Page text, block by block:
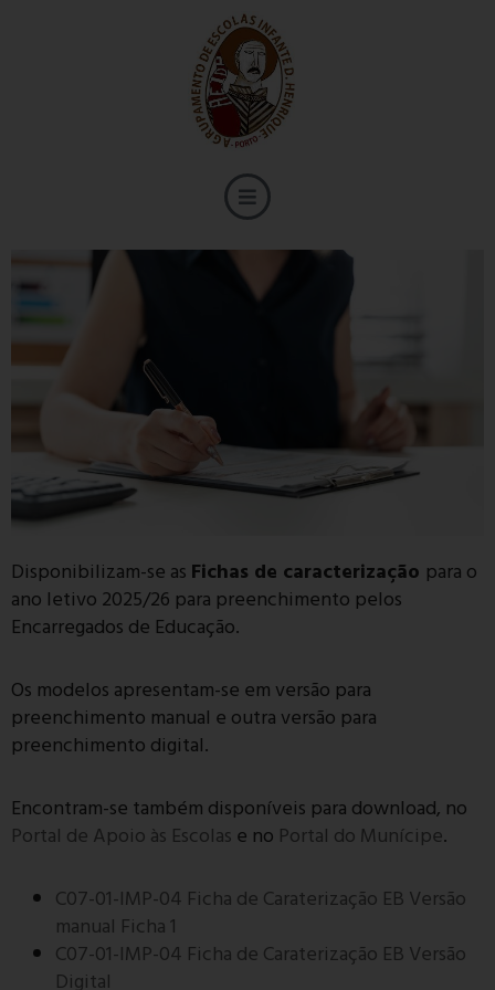
Disponibilizam-se as Fichas de caracterização para o
ano letivo 2025/26 para preenchimento pelos
Encarregados de Educação.
Os modelos apresentam-se em versão para
preenchimento manual e outra versão para
preenchimento digital.
Encontram-se também disponíveis para download, no
Portal de Apoio às Escolas e no Portal do Munícipe.
C07-01-IMP-04 Ficha de Caraterização EB Versão
manual Ficha 1
C07-01-IMP-04 Ficha de Caraterização EB Versão
Digital